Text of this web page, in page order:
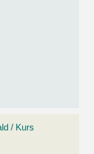
/ Kurs